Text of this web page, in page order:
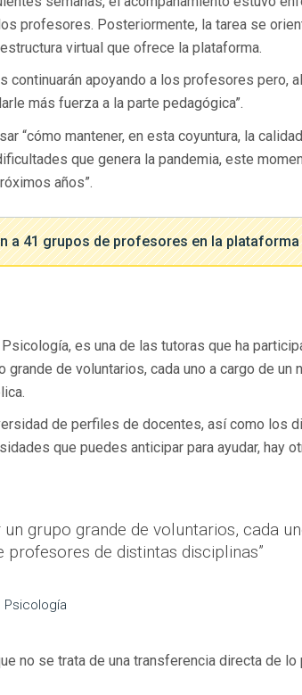
profesores. Posteriormente, la tarea se
virtual que ofrece la plataforma.
apoyando a los profesores pero,
más fuerza a la parte pedagógica”.
“cómo mantener, en esta coyuntura, la
que genera la pandemia, este
años”.
a 41 grupos de profesores en la plataforma
es una de las tutoras que ha
de voluntarios, cada uno a cargo de un
de perfiles de docentes, así como los
que puedes anticipar para ayudar, hay
grupo grande de voluntarios, cada
de distintas disciplinas”
no se trata de una transferencia directa de lo